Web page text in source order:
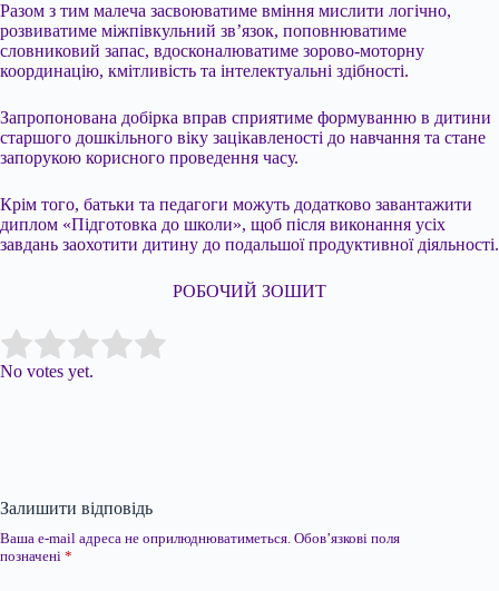
Разом з тим малеча засвоюватиме вміння мислити логічно,
розвиватиме міжпівкульний зв’язок, поповнюватиме
словниковий запас, вдосконалюватиме зорово-моторну
координацію, кмітливість та інтелектуальні здібності.
Запропонована добірка вправ сприятиме формуванню в дитини
старшого дошкільного віку зацікавленості до навчання та стане
запорукою корисного проведення часу.
Крім того, батьки та педагоги можуть додатково завантажити
диплом «Підготовка до школи», щоб після виконання усіх
завдань заохотити дитину до подальшої продуктивної діяльності.
РОБОЧИЙ ЗОШИТ
Rate this item:
No votes yet.
Залишити відповідь
Ваша e-mail адреса не оприлюднюватиметься. Обов’язкові поля
позначені *